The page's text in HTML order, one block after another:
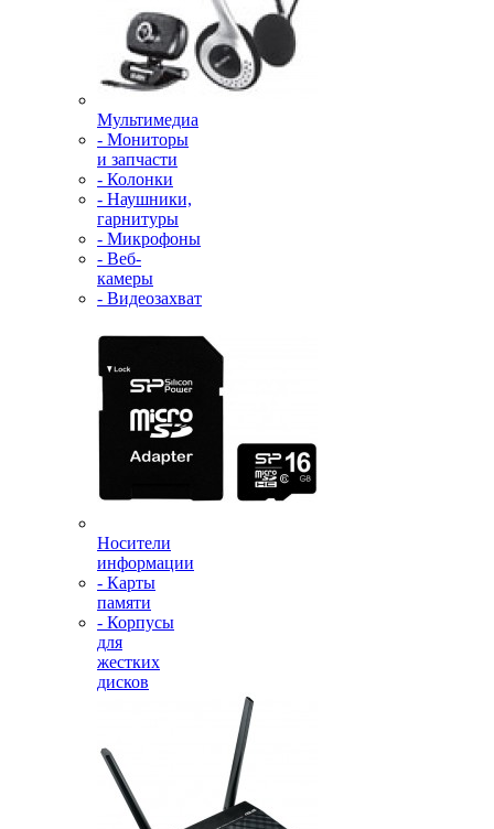
Мультимедиа
- Мониторы
и запчасти
- Колонки
- Наушники,
гарнитуры
- Микрофоны
- Веб-
камеры
- Видеозахват
Носители
информации
- Карты
памяти
- Корпусы
для
жестких
дисков